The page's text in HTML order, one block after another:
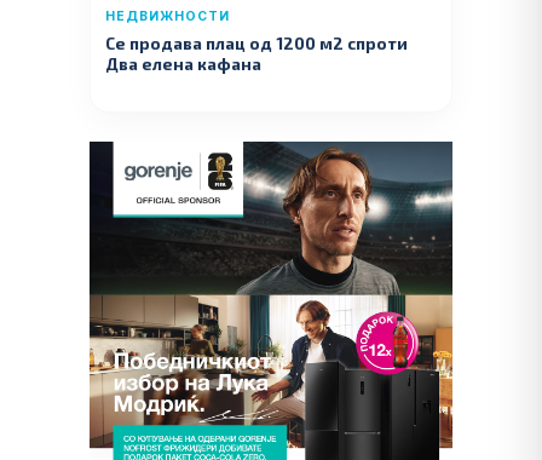
НЕДВИЖНОСТИ
Се продава плац од 1200 м2 спроти
Два елена кафана